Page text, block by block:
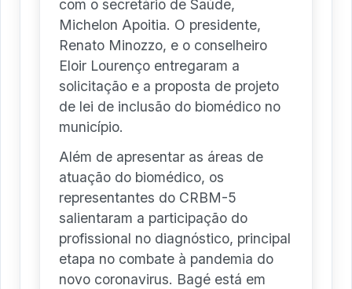
com o secretário de Saúde,
Michelon Apoitia. O presidente,
Renato Minozzo, e o conselheiro
Eloir Lourenço entregaram a
solicitação e a proposta de projeto
de lei de inclusão do biomédico no
município.
Além de apresentar as áreas de
atuação do biomédico, os
representantes do CRBM-5
salientaram a participação do
profissional no diagnóstico, principal
etapa no combate à pandemia do
novo coronavirus. Bagé está em